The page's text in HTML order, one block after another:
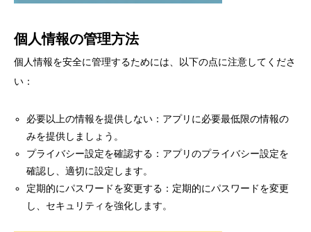
個人情報の管理方法
個人情報を安全に管理するためには、以下の点に注意してくださ
い：
必要以上の情報を提供しない：アプリに必要最低限の情報の
みを提供しましょう。
プライバシー設定を確認する：アプリのプライバシー設定を
確認し、適切に設定します。
定期的にパスワードを変更する：定期的にパスワードを変更
し、セキュリティを強化します。